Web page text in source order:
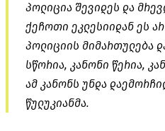
პოლიცია შევიდეს და
ქეჩოთი ეკლესიიდან ეს
პოლიციის მიმართულება
სწორია, კანონი წერია,
ამ კანონს უნდა
წულუკიანმა.